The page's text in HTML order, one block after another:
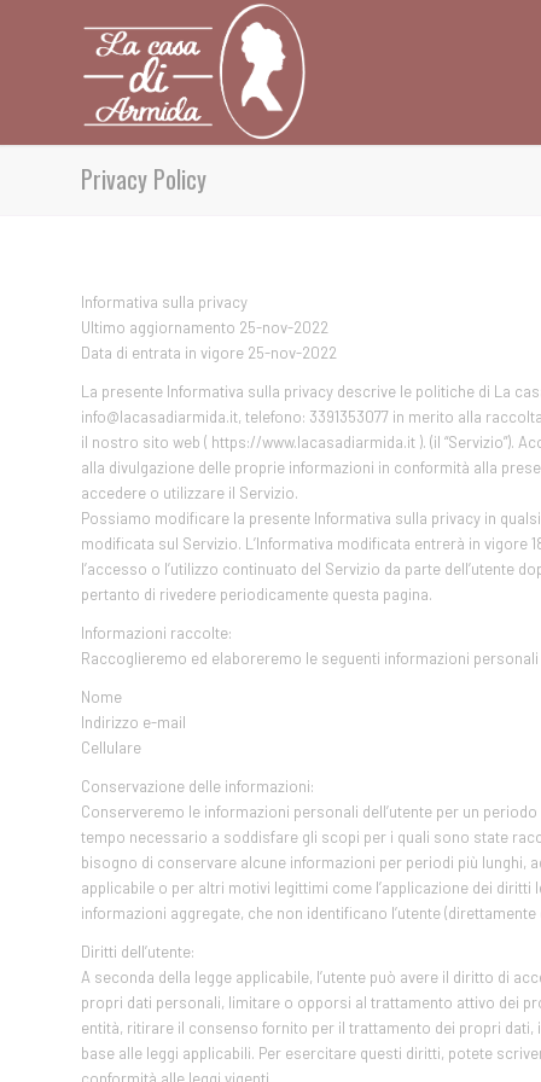
Privacy Policy
Informativa sulla privacy
Ultimo aggiornamento 25-nov-2022
Data di entrata in vigore 25-nov-2022
La presente Informativa sulla privacy descrive le politiche di La
info@lacasadiarmida.it, telefono: 3391353077 in merito alla
il nostro sito web ( https://www.lacasadiarmida.it ). (il “Servizio”).
alla divulgazione delle proprie informazioni in conformità alla
accedere o utilizzare il Servizio.
Possiamo modificare la presente Informativa sulla privacy in
modificata sul Servizio. L’Informativa modificata entrerà in vigore
l’accesso o l’utilizzo continuato del Servizio da parte dell’utente
pertanto di rivedere periodicamente questa pagina.
Informazioni raccolte:
Raccoglieremo ed elaboreremo le seguenti informazioni personali
Nome
Indirizzo e-mail
Cellulare
Conservazione delle informazioni:
Conserveremo le informazioni personali dell’utente per un
tempo necessario a soddisfare gli scopi per i quali sono state
bisogno di conservare alcune informazioni per periodi più
applicabile o per altri motivi legittimi come l’applicazione dei
informazioni aggregate, che non identificano l’utente
Diritti dell’utente:
A seconda della legge applicabile, l’utente può avere il diritto di
propri dati personali, limitare o opporsi al trattamento attivo dei
entità, ritirare il consenso fornito per il trattamento dei propri
base alle leggi applicabili. Per esercitare questi diritti, potete